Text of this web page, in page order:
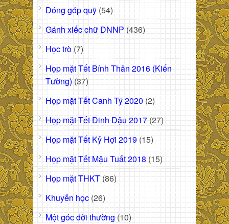
Đóng góp quỹ (54)
Gánh xiếc chữ DNNP (436)
Học trò (7)
Họp mặt Tết Bính Thân 2016 (Kiến
Tường) (37)
Họp mặt Tết Canh Tý 2020 (2)
Họp mặt Tết Đinh Dậu 2017 (27)
Họp mặt Tết Kỷ Hợi 2019 (15)
Họp mặt Tết Mậu Tuất 2018 (15)
Họp mặt THKT (86)
Khuyến học (26)
Một góc đời thường (10)